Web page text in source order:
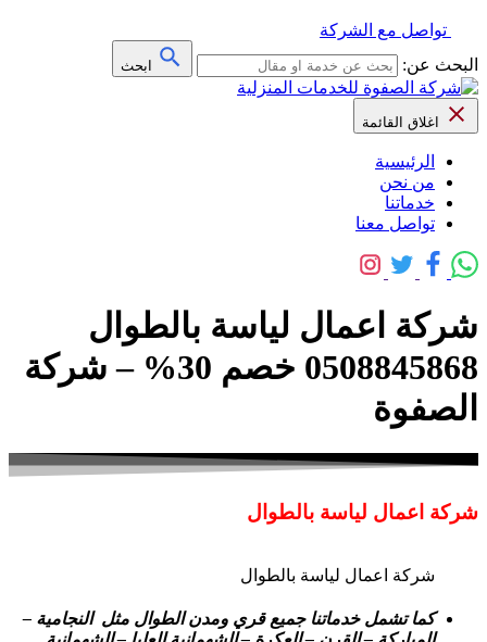
تواصل مع الشركة
البحث عن:
ابحث
اغلاق القائمة
الرئيسية
من نحن
خدماتنا
تواصل معنا
شركة اعمال لياسة بالطوال
0508845868 خصم 30% – شركة
الصفوة
شركة اعمال لياسة بالطوال
شركة اعمال لياسة بالطوال
كما تشمل خدماتنا جميع قري ومدن الطوال مثل النجامية –